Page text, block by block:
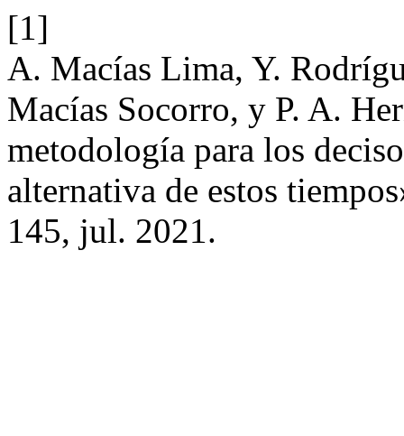
[1]
A. Macías Lima, Y.
Macías Socorro, y P. A.
metodología para los
alternativa de estos
145, jul. 2021.